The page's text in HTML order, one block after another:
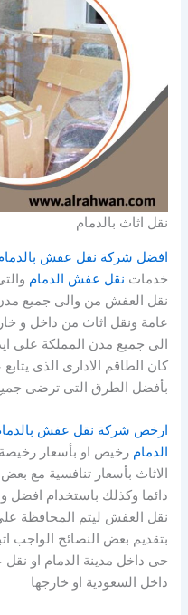
نقل اثاث بالدمام
افضل شركة نقل عفش
خدمات نقل عفش الدمام
نقل العفش من والى جميع مدن
عامة ونقل اثاث من داخل و
الى جميع مدن المملكة على
كان الطاقم الادارى الذى
بأفضل الطرق التى ترضى جميع
ارخص شركة نقل عفش
الدمام رخيص او بأسعار
الاثاث بأسعار تنافسية مع
دائما وكذلك باستخدام افضل
نقل العفش ليتم المحافظة
بتقديم بعض النصائح الواجب
حى داخل مدينة الدمام او
داخل السعودية او خارجها